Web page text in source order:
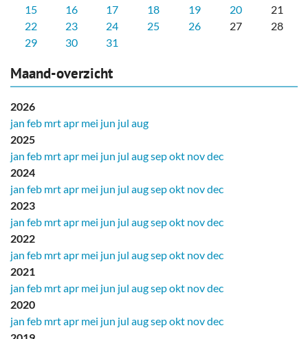
15
16 17 18 19 20
21
22
23 24 25 26 27
28
29
30 31
Maand-overzicht
2026
jan feb mrtapr mei jun jul aug
2025
jan feb mrtapr mei jun jul augsepokt novdec
2024
jan feb mrtapr mei jun jul augsepokt novdec
2023
jan feb mrtapr mei jun jul augsepokt novdec
2022
jan feb mrtapr mei jun jul augsepokt novdec
2021
jan feb mrtapr mei jun jul augsepokt novdec
2020
jan feb mrtapr mei jun jul augsepokt novdec